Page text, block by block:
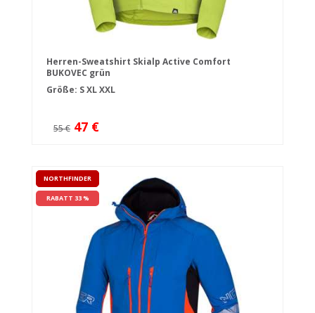
Herren-Sweatshirt Skialp Active Comfort
BUKOVEC grün
Größe: SXLXXL
55 € 47 €
NORTHFINDER
RABATT 33 %